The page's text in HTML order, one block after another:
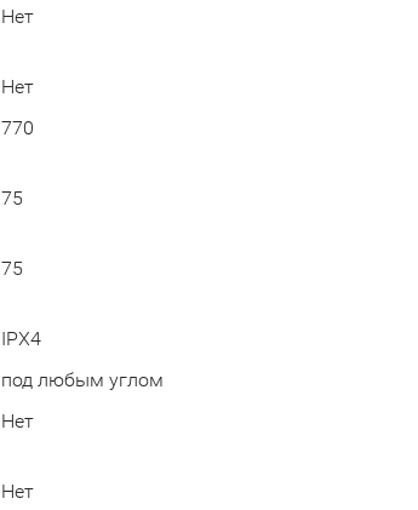
Нет
Нет
770
75
75
IPX4
под любым углом
Нет
Нет